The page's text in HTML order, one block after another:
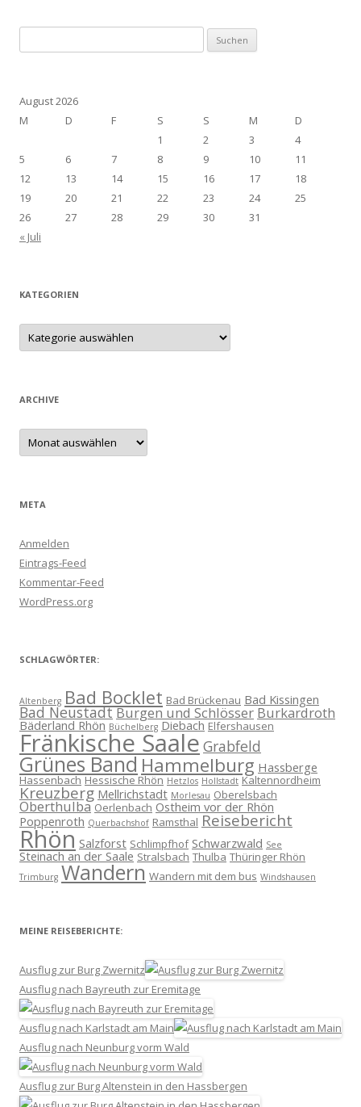
nach:
August 2026
M
D F S S M
D
1
2 3
4
5
6 7 8 9 10
11
12
13 14 15 16 17
18
19
20 21 22 23 24
25
26
27 28 29 30
31
« Juli
KATEGORIEN
Kategorien
ARCHIVE
Archive
META
Anmelden
Eintrags-Feed
Kommentar-Feed
WordPress.org
SCHLAGWÖRTER:
Altenberg Bad Bocklet Bad Brückenau Bad Kissingen
Bad NeustadtBurgen und Schlösser Burkardroth
Bäderland Rhön Büchelberg Diebach Elfershausen
Fränkische Saale Grabfeld
Grünes BandHammelburg Hassberge
Hassenbach Hessische Rhön Hetzlos Hollstadt Kaltennordheim
Kreuzberg Mellrichstadt Morlesau Oberelsbach
Oberthulba Oerlenbach Ostheim vor der Rhön
Poppenroth Querbachshof Ramsthal Reisebericht
Rhön Salzforst Schlimpfhof Schwarzwald See
Steinach an der Saale Stralsbach Thulba Thüringer Rhön
Trimburg Wandern Wandern mit dem bus Windshausen
MEINE REISEBERICHTE:
Ausflug zur Burg Zwernitz
Ausflug nach Bayreuth zur Eremitage
Ausflug nach Karlstadt am Main
Ausflug nach Neunburg vorm Wald
Ausflug zur Burg Altenstein in den Hassbergen